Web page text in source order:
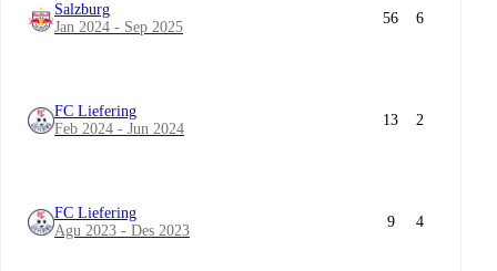
Salzburg
Jan 2024 - Sep 2025
56 6
FC Liefering
Feb 2024 - Jun 2024
13 2
FC Liefering
Agu 2023 - Des 2023
9 4